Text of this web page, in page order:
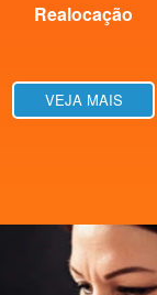
Realocação
VEJA MAIS